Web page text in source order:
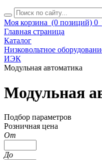
Моя корзина (0 позиций) 0
Главная страница
Каталог
Низковольтное
ИЭК
Модульная автоматика
Модульная
Подбор параметров
Розничная цена
От
До